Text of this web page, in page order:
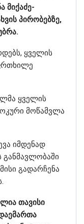
მიქაძე-
პირობებზე,
ყველის
ყველის
მოწამვლა
იმდენად
განმავლობაში
გადარჩენა
თავისი